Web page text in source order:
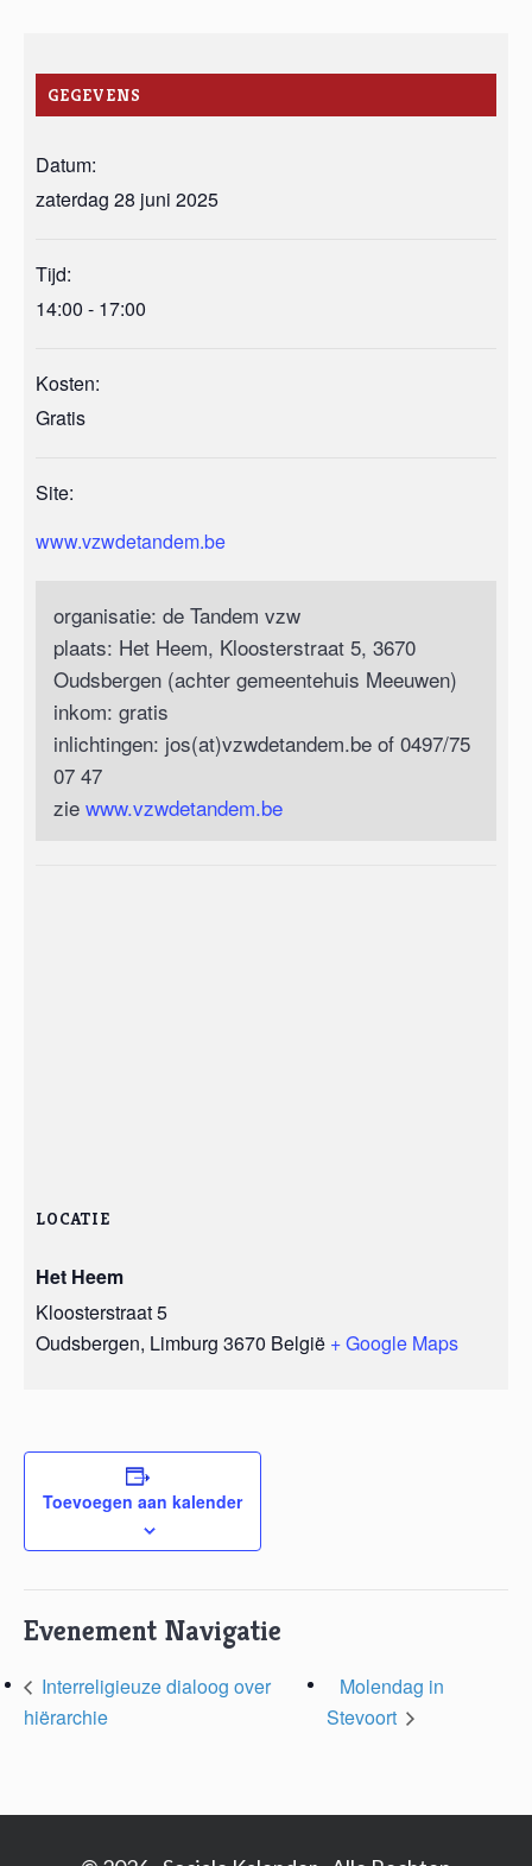
GEGEVENS
Datum:
zaterdag 28 juni 2025
Tijd:
14:00 - 17:00
Kosten:
Gratis
Site:
www.vzwdetandem.be
organisatie: de Tandem vzw
plaats: Het Heem, Kloosterstraat 5, 3670
Oudsbergen (achter gemeentehuis Meeuwen)
inkom: gratis
inlichtingen: jos(at)vzwdetandem.be of 0497/75
07 47
zie www.vzwdetandem.be
LOCATIE
Het Heem
Kloosterstraat 5
Oudsbergen, Limburg 3670 België + Google Maps
Toevoegen aan kalender
Evenement Navigatie
Interreligieuze dialoog over
hiërarchie
Molendag in
Stevoort